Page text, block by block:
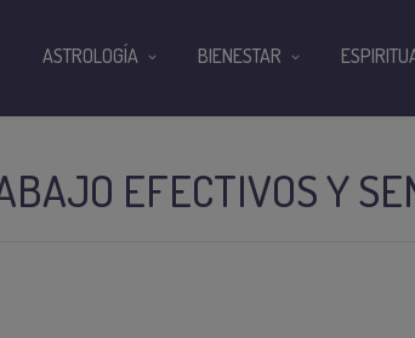
EFECTIVOS Y
ASTROLOGÍA BIENESTAR